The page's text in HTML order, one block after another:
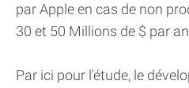
par Apple en cas de non
30 et 50 Millions de $ par
Par ici pour l'étude, le